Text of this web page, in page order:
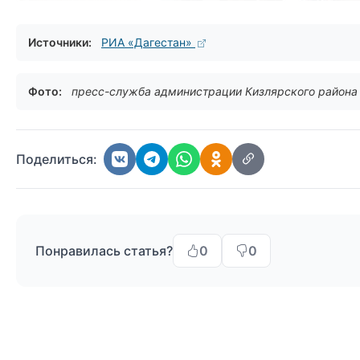
Источники: РИА «Дагестан»
Фото: пресс-служба администрации Кизлярского района
Поделиться:
Понравилась статья? 0 0